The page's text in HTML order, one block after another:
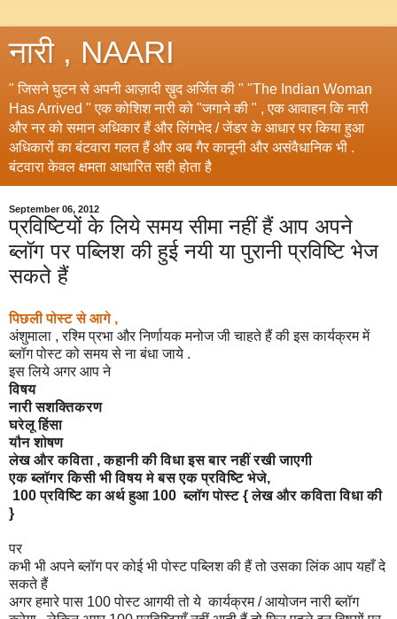
नारी , NAARI
" जिसने घुटन से अपनी आज़ादी ख़ुद अर्जित की " "The Indian Woman
Has Arrived " एक कोशिश नारी को "जगाने की " , एक आवाहन कि नारी
और नर को समान अधिकार हैं और लिंगभेद / जेंडर के आधार पर किया हुआ
अधिकारों का बंटवारा गलत हैं और अब गैर कानूनी और असंवैधानिक भी .
बंटवारा केवल क्षमता आधारित सही होता है
September 06, 2012
प्रविष्टियों के लिये समय सीमा नहीं हैं आप अपने
ब्लॉग पर पब्लिश की हुई नयी या पुरानी प्रविष्टि भेज
सकते हैं
पिछली पोस्ट से आगे ,
अंशुमाला , रश्मि प्रभा और निर्णायक मनोज जी चाहते हैं की इस कार्यक्रम में
ब्लॉग पोस्ट को समय से ना बंधा जाये .
इस लिये अगर आप ने
विषय
नारी सशक्तिकरण
घरेलू हिंसा
यौन शोषण
लेख और कविता , कहानी की विधा इस बार नहीं रखी जाएगी
एक ब्लॉगर किसी भी विषय मे बस एक प्रविष्टि भेजे,
100 प्रविष्टि का अर्थ हुआ 100 ब्लॉग पोस्ट { लेख और कविता विधा की
}
पर
कभी भी अपने ब्लॉग पर कोई भी पोस्ट पब्लिश की हैं तो उसका लिंक आप यहाँ दे
सकते हैं
अगर हमारे पास 100 पोस्ट आगयी तो ये कार्यक्रम / आयोजन नारी ब्लॉग